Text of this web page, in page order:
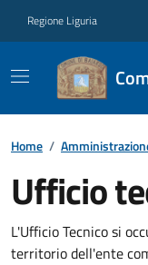
Regione Liguria
Home /
Ufficio
L'Ufficio Tecnico si
territorio dell'ente